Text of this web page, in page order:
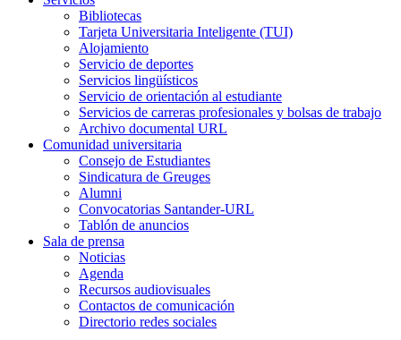
Bibliotecas
Tarjeta Universitaria Inteligente (TUI)
Alojamiento
Servicio de deportes
Servicios lingüísticos
Servicio de orientación al estudiante
Servicios de carreras profesionales y bolsas de trabajo
Archivo documental URL
Comunidad universitaria
Consejo de Estudiantes
Sindicatura de Greuges
Alumni
Convocatorias Santander-URL
Tablón de anuncios
Sala de prensa
Noticias
Agenda
Recursos audiovisuales
Contactos de comunicación
Directorio redes sociales